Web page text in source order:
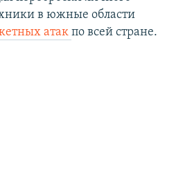
в южные области
атак по всей стране.